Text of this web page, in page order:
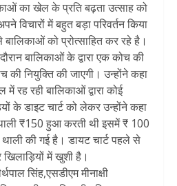
का खेल के प्रति बढ़ता उत्साह को
विचारों में बहुत बड़ा परिवर्तन किया
को प्रोत्साहित कर रहे है।
बालिकाओं के द्वारा एक कोच की
की नियुक्ति की जाएगी। उन्होंने कहा
में रह रही बालिकाओं द्वारा कोई
के डाइट चार्ट को लेकर उन्होंने कहा
₹150 हुआ करती थी इसमें ₹ 100
की गई है। डायट चार्ट पहले से
में खुशी है।
सिंह,एसडीएम मीनाक्षी